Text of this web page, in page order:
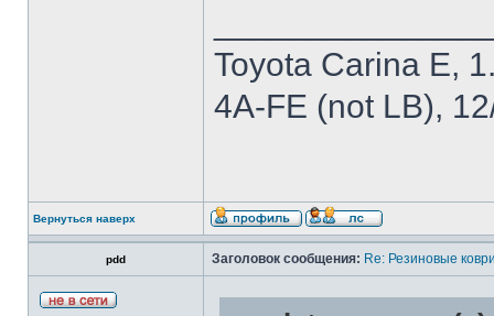
Toyota Carina E,
4A-FE (not LB),
Вернуться наверх
pdd Заголовок сообщения: Re: Резиновые